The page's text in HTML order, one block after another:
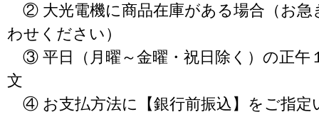
② 大光電機に商品在庫がある場合（お急
わせください）
③ 平日（月曜～金曜・祝日除く）の正午
文
④ お支払方法に【銀行前振込】をご指定